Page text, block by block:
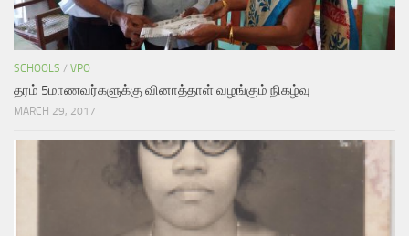
SCHOOLS / VPO
தரம் 5மாணவர்களுக்கு வினாத்தாள் வழங்கும் நிகழ்வு
MARCH 29, 2017